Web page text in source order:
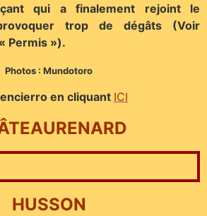
qui a finalement rejoint le
trop de dégâts (Voir
Permis »).
Photos : Mundotoro
en cliquant ICI
HUSSON